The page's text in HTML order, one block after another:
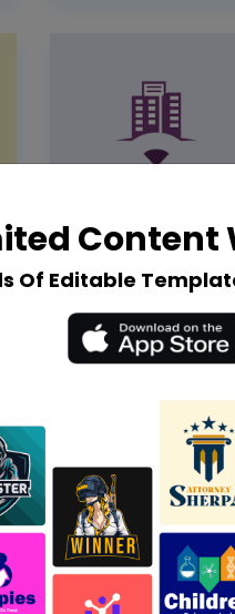
Content
Of Editable